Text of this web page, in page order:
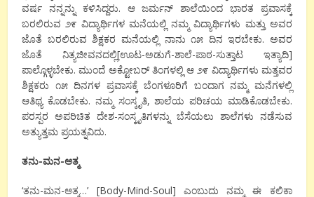
ವರ್ಷ ನನ್ನನ್ನು ಕಳಿಸಿದ್ದರು. ಆ ಜರ್ಮನ್ ಶಾಲೆಯಿಂದ ಭಾರತ ಪ್ರವಾಸಕ್ಕೆ
ಬರಲಿರುವ ೨೯ ವಿದ್ಯಾರ್ಥಿಗಳ ಮನೆಯಲ್ಲಿ ನಮ್ಮ ವಿದ್ಯಾರ್ಥಿಗಳು ಮತ್ತು ಅವರ
ಜೊತೆ ಬರಲಿರುವ ಶಿಕ್ಷಕರ ಮನೆಯಲ್ಲಿ ನಾನು ೧೫ ದಿನ ಇರಬೇಕು. ಅವರ
ಜೊತೆ ನಿತ್ಯಜೀವನದಲ್ಲಿ[ಊಟ-ಅಡುಗೆ-ಶಾಲೆ-ಪಾಠ-ಸುತ್ತಾಟ ಇತ್ಯಾದಿ]
ಪಾಲ್ಗೊಳ್ಳಬೇಕು. ಮುಂದೆ ಅಕ್ಟೋಬರ್ ತಿಂಗಳಲ್ಲಿ ಆ ೨೯ ವಿದ್ಯಾರ್ಥಿಗಳು ಮತ್ತವರ
ಶಿಕ್ಷಕರು ೧೫ ದಿನಗಳ ಪ್ರವಾಸಕ್ಕೆ ಬೆಂಗಳೂರಿಗೆ ಬಂದಾಗ ನಮ್ಮ ಮನೆಗಳಲ್ಲಿ
ಆತಿಥ್ಯ ಕೊಡಬೇಕು. ನಮ್ಮ ಸಂಸ್ಕೃತಿ, ಶಾಲೆಯ ಪರಿಚಯ ಮಾಡಿಕೊಡಬೇಕು.
ಪರಸ್ಪರ ಅಪರಿಚಿತ ದೇಶ-ಸಂಸ್ಕೃತಿಗಳನ್ನು ಬೆಸೆಯಲು ಶಾಲೆಗಳು ನಡೆಸುವ
ಅತ್ಯುತ್ತಮ ಪ್ರಯತ್ನವಿದು.
ತನು-ಮನ-ಆತ್ಮ
‘ತನು-ಮನ-ಆತ್ಮ…’ [Body-Mind-Soul] ಎಂಬುದು ನಮ್ಮ ಈ ಕಲಿಕಾ